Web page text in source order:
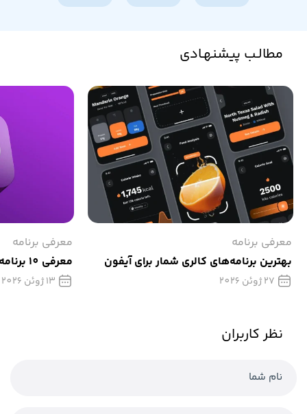
مطالـب پیشنهـادی
معرفی برنامه
بهترین برنامه‌های کالری‌ شمار برای آیفون
27 ژوئن 2026
معرفی برنامه
معرفی 10 برنامه برتر پادکست برای آیفون
13 ژوئن 2026
نظر کاربران